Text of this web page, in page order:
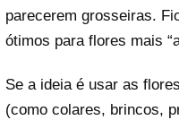
parecerem grosseiras.
ótimos para flores mais
Se a ideia é usar as
(como colares, brincos,